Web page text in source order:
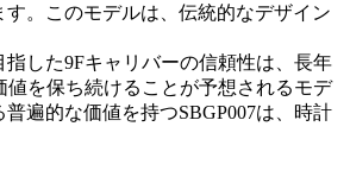
。このモデルは、伝統的なデザイン
した9Fキャリバーの信頼性は、長年
を保ち続けることが予想されるモデ
遍的な価値を持つSBGP007は、時計